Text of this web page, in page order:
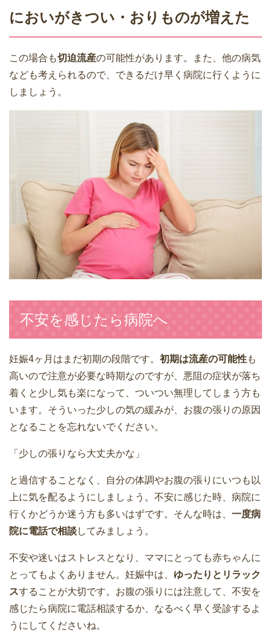
においがきつい・おりものが増えた
この場合も切迫流産の可能性があります。また、他の病気
なども考えられるので、できるだけ早く病院に行くように
しましょう。
不安を感じたら病院へ
妊娠4ヶ月はまだ初期の段階です。 初期は流産の可能性も
高いので注意が必要な時期なのですが、悪阻の症状が落ち
着くと少し気も楽になって、ついつい無理してしまう方も
います。そういった少しの気の緩みが、お腹の張りの原因
となることを忘れないでください。
「少しの張りなら大丈夫かな」
と過信することなく、自分の体調やお腹の張りにいつも以
上に気を配るようにしましょう。不安に感じた時、病院に
行くかどうか迷う方も多いはずです。そんな時は、 一度病
院に電話で相談してみましょう。
不安や迷いはストレスとなり、ママにとっても赤ちゃんに
とってもよくありません。妊娠中は、 ゆったりとリラック
スすることが大切です。お腹の張りには注意して、不安を
感じたら病院に電話相談するか、なるべく早く受診するよ
うにしてくださいね。